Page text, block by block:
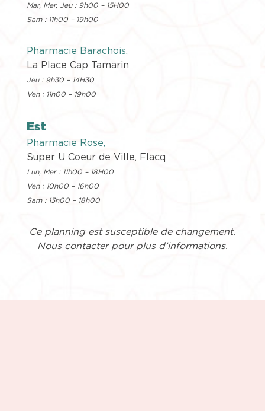
Mar, Mer, Jeu : 9h00 – 15H00
Sam : 11h00 – 19h00
Pharmacie Barachois,
La Place Cap Tamarin
Jeu : 9h30 – 14H30
Ven : 11h00 – 19h00
Est
Pharmacie Rose,
Super U Coeur de Ville, Flacq
Lun, Mer : 11h00 – 18H00
Ven : 10h00 – 16h00
Sam : 13h00 – 18h00
Ce planning est susceptible de changement.
Nous contacter pour plus d’informations.